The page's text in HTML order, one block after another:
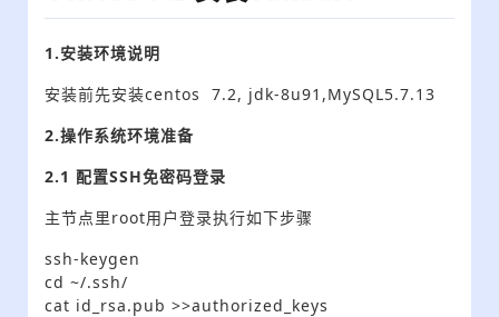
1.安装环境说明
安装前先安装centos 7.2, jdk-8u91,MySQL5.7.13
2.操作系统环境准备
2.1 配置SSH免密码登录
主节点里root用户登录执行如下步骤
ssh-keygen
cd ~/.ssh/
cat id_rsa.pub >>authorized_keys